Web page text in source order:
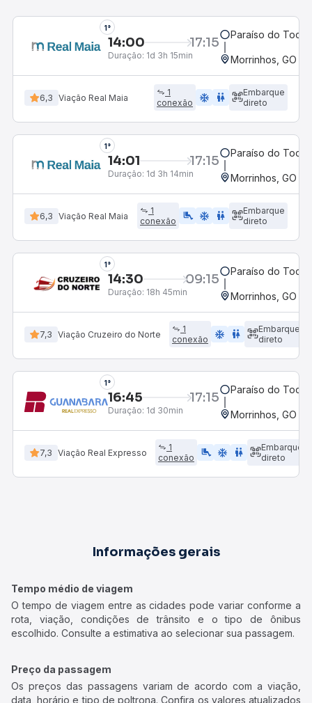
1°
14:00 17:15
Duração: 1d 3h 15min
Paraíso do
Morrinhos, GO -
6,3 Viação Real Maia
1
conexão
ac_unit wc
Embarque
direto
1°
14:01 17:15
Duração: 1d 3h 14min
Paraíso do
Morrinhos, GO -
6,3 Viação Real Maia
1
conexão
airline_seat_legroom_extra ac_unit wc
Embarque
direto
1°
14:30 09:15
Duração: 18h 45min
Paraíso do
Morrinhos, GO -
7,3 Viação Cruzeiro do Norte
1
conexão
ac_unit wc
Embarque
direto
1°
16:45 17:15
Duração: 1d 30min
Paraíso do
Morrinhos, GO -
7,3 Viação Real Expresso
1
conexão
airline_seat_legroom_extra ac_unit WC
Embarque
direto
Informações gerais
Tempo médio de viagem
O tempo de viagem entre as cidades pode variar conforme a
rota, viação, condições de trânsito e o tipo de ônibus
escolhido. Consulte a estimativa ao selecionar sua passagem.
Preço da passagem
Os preços das passagens variam de acordo com a viação,
data, horário e tipo de poltrona. Confira os valores atualizados